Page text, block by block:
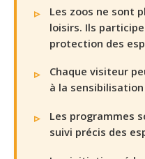
Les zoos ne sont
loisirs. Ils
protection des
Chaque visiteur
à la
Les programmes
suivi précis des